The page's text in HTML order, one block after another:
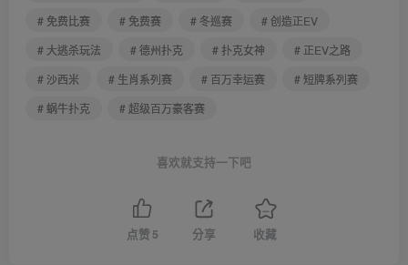
# 免费比赛
# 免费赛 # 冬巡赛
# 创造正EV
# 大逃杀玩法
# 德州扑克 # 扑克女神
# 正EV之路
# 沙西米
# 生肖系列赛 # 百万幸运赛
# 短牌系列赛
# 蜗牛扑克
# 超级百万豪客赛
喜欢就支持一下吧
点赞 5 分享 收藏